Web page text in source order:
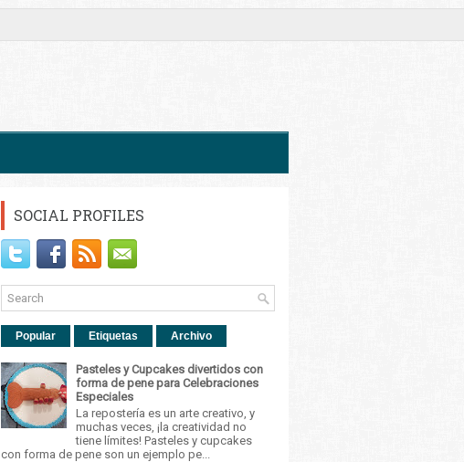
SOCIAL PROFILES
Popular Etiquetas Archivo
Pasteles y Cupcakes divertidos con
forma de pene para Celebraciones
Especiales
La repostería es un arte creativo, y
muchas veces, ¡la creatividad no
tiene límites! Pasteles y cupcakes
con forma de pene son un ejemplo pe...